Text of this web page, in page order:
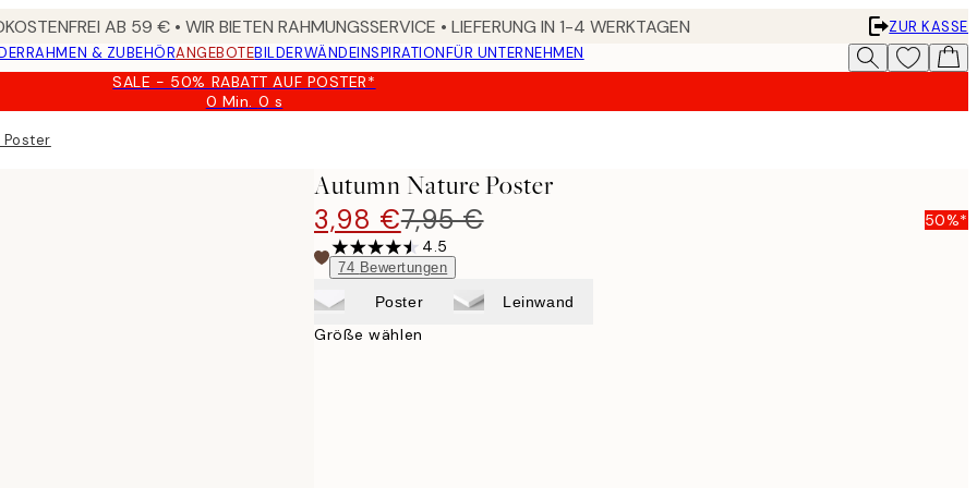
AB 59 € • WIR BIETEN RAHMUNGSSERVICE • LIEFERUNG IN 1-4 WERKTAGEN
ZUR KASSE
RAHMEN & ZUBEHÖRANGEBOTEBILDERWÄNDEINSPIRATIONFÜR UNTERNEHMEN
SALE - 50% RABATT AUF POSTER*
0 Min. 0 s
Gültig
Autumn Nature Poster
3,98 €7,95 €
50%*
4.5
74 Bewertungen
Poster Leinwand
Größe wählen